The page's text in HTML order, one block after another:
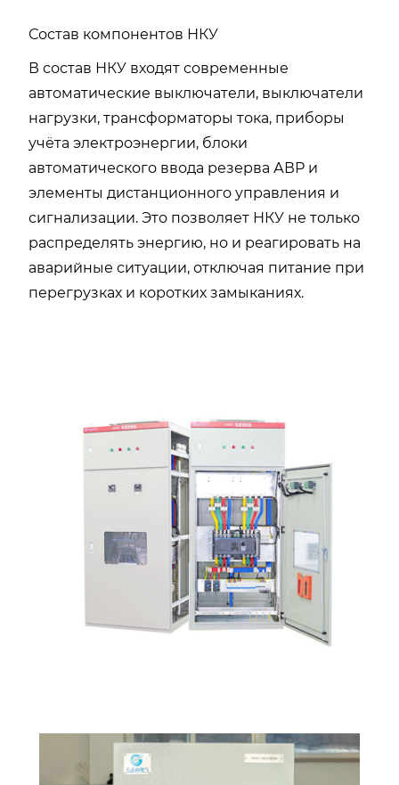
Состав компонентов НКУ
В состав НКУ входят современные
автоматические выключатели, выключатели
нагрузки, трансформаторы тока, приборы
учёта электроэнергии, блоки
автоматического ввода резерва АВР и
элементы дистанционного управления и
сигнализации. Это позволяет НКУ не только
распределять энергию, но и реагировать на
аварийные ситуации, отключая питание при
перегрузках и коротких замыканиях.